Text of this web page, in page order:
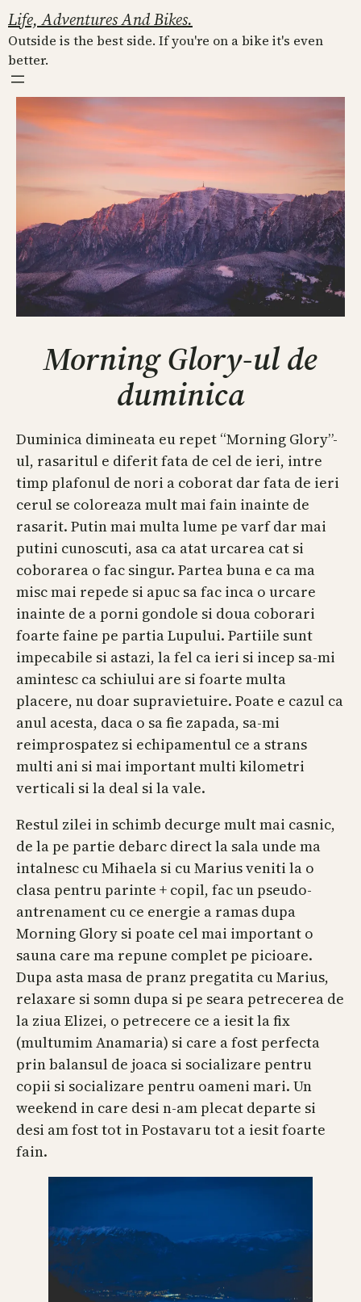
Skip
to
content
Life, Adventures And Bikes.
Outside is the best side. If you're on a bike it's even
better.
Morning Glory-ul de
duminica
Duminica dimineata eu repet “Morning Glory”-
ul, rasaritul e diferit fata de cel de ieri, intre
timp plafonul de nori a coborat dar fata de ieri
cerul se coloreaza mult mai fain inainte de
rasarit. Putin mai multa lume pe varf dar mai
putini cunoscuti, asa ca atat urcarea cat si
coborarea o fac singur. Partea buna e ca ma
misc mai repede si apuc sa fac inca o urcare
inainte de a porni gondole si doua coborari
foarte faine pe partia Lupului. Partiile sunt
impecabile si astazi, la fel ca ieri si incep sa-mi
amintesc ca schiului are si foarte multa
placere, nu doar supravietuire. Poate e cazul ca
anul acesta, daca o sa fie zapada, sa-mi
reimprospatez si echipamentul ce a strans
multi ani si mai important multi kilometri
verticali si la deal si la vale.
Restul zilei in schimb decurge mult mai casnic,
de la pe partie debarc direct la sala unde ma
intalnesc cu Mihaela si cu Marius veniti la o
clasa pentru parinte + copil, fac un pseudo-
antrenament cu ce energie a ramas dupa
Morning Glory si poate cel mai important o
sauna care ma repune complet pe picioare.
Dupa asta masa de pranz pregatita cu Marius,
relaxare si somn dupa si pe seara petrecerea de
la ziua Elizei, o petrecere ce a iesit la fix
(multumim Anamaria) si care a fost perfecta
prin balansul de joaca si socializare pentru
copii si socializare pentru oameni mari. Un
weekend in care desi n-am plecat departe si
desi am fost tot in Postavaru tot a iesit foarte
fain.